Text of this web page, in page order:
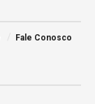
Fale Conosco